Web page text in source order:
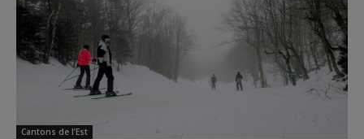
Cantons de l’Est